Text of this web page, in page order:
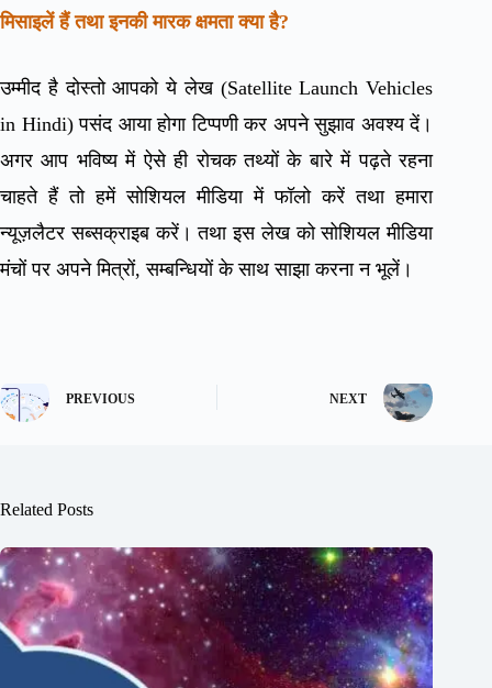
मिसाइलें हैं तथा इनकी मारक क्षमता क्या है?
उम्मीद है दोस्तो आपको ये लेख (Satellite Launch Vehicles
in Hindi) पसंद आया होगा टिप्पणी कर अपने सुझाव अवश्य दें।
अगर आप भविष्य में ऐसे ही रोचक तथ्यों के बारे में पढ़ते रहना
चाहते हैं तो हमें सोशियल मीडिया में फॉलो करें तथा हमारा
न्यूज़लैटर सब्सक्राइब करें। तथा इस लेख को सोशियल मीडिया
मंचों पर अपने मित्रों, सम्बन्धियों के साथ साझा करना न भूलें।
PREVIOUS NEXT
Related Posts